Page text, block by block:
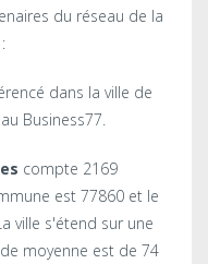
du réseau de la
:
dans la ville de
Business77.
compte 2169
est 77860 et le
ville s'étend sur une
moyenne est de 74